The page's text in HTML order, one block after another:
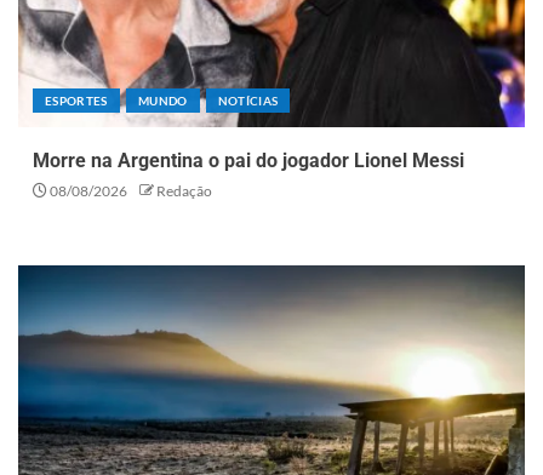
ESPORTES MUNDO NOTÍCIAS
Morre na Argentina o pai do jogador Lionel Messi
08/08/2026 Redação